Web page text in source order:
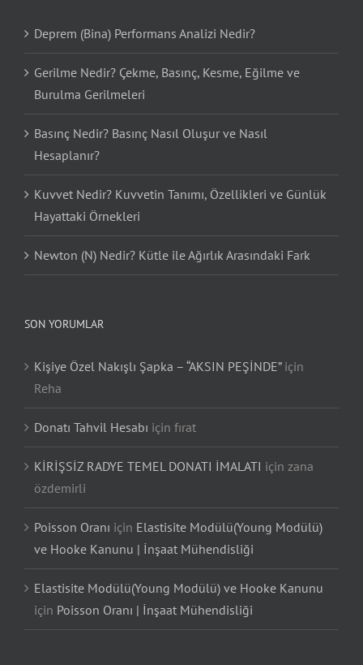
Deprem (Bina) Performans Analizi Nedir?
Gerilme Nedir? Çekme, Basınç, Kesme, Eğilme ve
Burulma Gerilmeleri
Basınç Nedir? Basınç Nasıl Oluşur ve Nasıl
Hesaplanır?
Kuvvet Nedir? Kuvvetin Tanımı, Özellikleri ve Günlük
Hayattaki Örnekleri
Newton (N) Nedir? Kütle ile Ağırlık Arasındaki Fark
SON YORUMLAR
Kişiye Özel Nakışlı Şapka – “AKSIN PEŞİNDE”için
Reha
Donatı Tahvil Hesabı için fırat
KİRİŞSİZ RADYE TEMEL DONATI İMALATI için zana
özdemirli
Poisson Oranı için Elastisite Modülü(Young Modülü)
ve Hooke Kanunu | İnşaat Mühendisliği
Elastisite Modülü(Young Modülü) ve Hooke Kanunu
için Poisson Oranı | İnşaat Mühendisliği